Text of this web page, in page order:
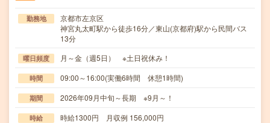
勤務地
京都市左京区
神宮丸太町駅から徒歩16分／東山(京都府)駅から民間バス
13分
曜日頻度 月～金（週5日） ※土日祝休み！
時間 09:00～16:00(実働6時間 休憩1時間)
期間 2026年09月中旬～長期 ※9月～！
時給 時給1300円 月収例 156,000円